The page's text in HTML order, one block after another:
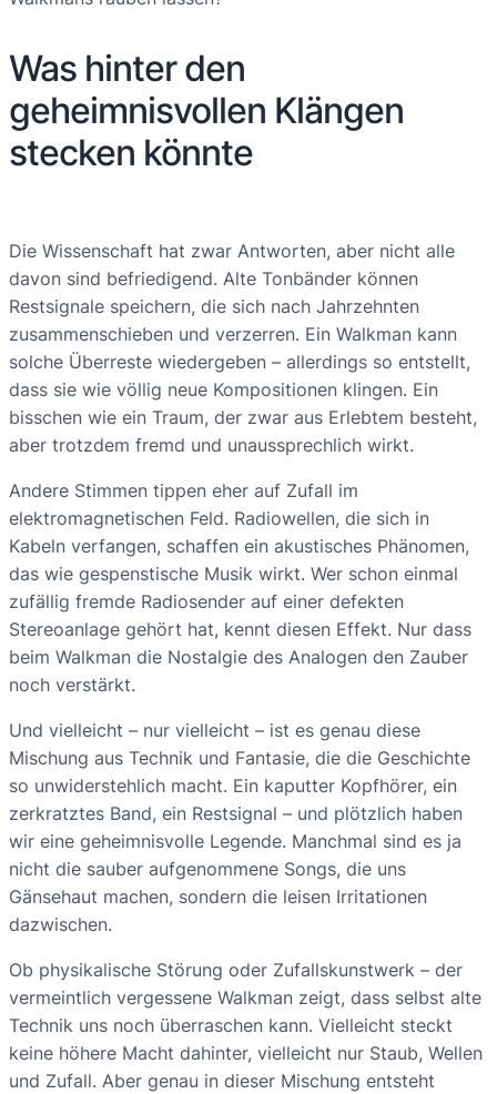
Was hinter den
geheimnisvollen Klängen
stecken könnte
Die Wissenschaft hat zwar Antworten, aber nicht alle
davon sind befriedigend. Alte Tonbänder können
Restsignale speichern, die sich nach Jahrzehnten
zusammenschieben und verzerren. Ein Walkman kann
solche Überreste wiedergeben – allerdings so entstellt,
dass sie wie völlig neue Kompositionen klingen. Ein
bisschen wie ein Traum, der zwar aus Erlebtem besteht,
aber trotzdem fremd und unaussprechlich wirkt.
Andere Stimmen tippen eher auf Zufall im
elektromagnetischen Feld. Radiowellen, die sich in
Kabeln verfangen, schaffen ein akustisches Phänomen,
das wie gespenstische Musik wirkt. Wer schon einmal
zufällig fremde Radiosender auf einer defekten
Stereoanlage gehört hat, kennt diesen Effekt. Nur dass
beim Walkman die Nostalgie des Analogen den Zauber
noch verstärkt.
Und vielleicht – nur vielleicht – ist es genau diese
Mischung aus Technik und Fantasie, die die Geschichte
so unwiderstehlich macht. Ein kaputter Kopfhörer, ein
zerkratztes Band, ein Restsignal – und plötzlich haben
wir eine geheimnisvolle Legende. Manchmal sind es ja
nicht die sauber aufgenommene Songs, die uns
Gänsehaut machen, sondern die leisen Irritationen
dazwischen.
Ob physikalische Störung oder Zufallskunstwerk – der
vermeintlich vergessene Walkman zeigt, dass selbst alte
Technik uns noch überraschen kann. Vielleicht steckt
keine höhere Macht dahinter, vielleicht nur Staub, Wellen
und Zufall. Aber genau in dieser Mischung entsteht